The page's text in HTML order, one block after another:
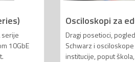
serije
10GbE
Osciloskopi za
Dragi posetioci,
Schwarz i
institucije, poput